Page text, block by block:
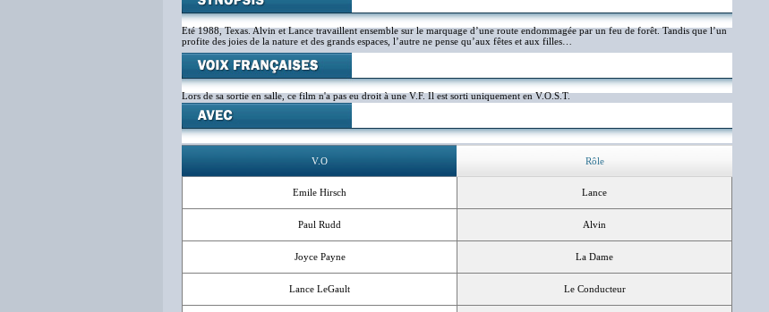
Eté 1988, Texas. Alvin et Lance travaillent ensemble sur le marquage d’une route endommagée par un feu de forêt. Tandis que l’un
profite des joies de la nature et des grands espaces, l’autre ne pense qu’aux fêtes et aux filles…
Lors de sa sortie en salle, ce film n'a pas eu droit à une V.F. Il est sorti uniquement en V.O.S.T.
V.O Rôle
Emile Hirsch Lance
Paul Rudd Alvin
Joyce Payne La Dame
Lance LeGault Le Conducteur